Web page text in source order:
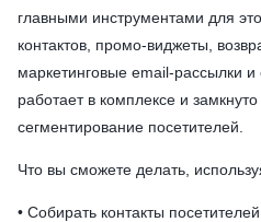
главными инструментами для
контактов, промо-виджеты,
маркетинговые email-рассылки и
работает в комплексе и
сегментирование посетителей.
Что вы сможете делать,
• Собирать контакты